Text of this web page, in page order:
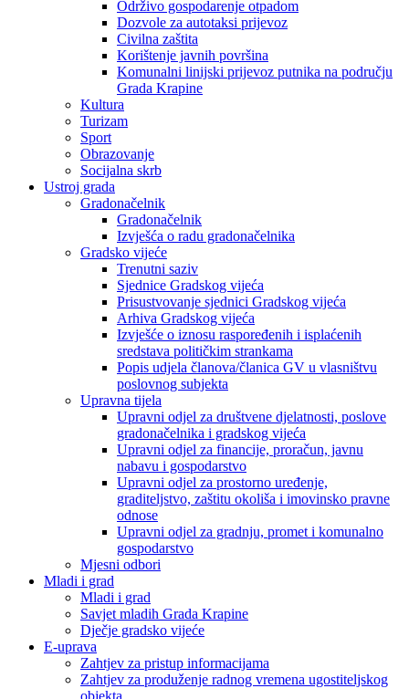
Održivo gospodarenje otpadom
Dozvole za autotaksi prijevoz
Civilna zaštita
Korištenje javnih površina
Komunalni linijski prijevoz putnika na području
Grada Krapine
Kultura
Turizam
Sport
Obrazovanje
Socijalna skrb
Ustroj grada
Gradonačelnik
Gradonačelnik
Izvješća o radu gradonačelnika
Gradsko vijeće
Trenutni saziv
Sjednice Gradskog vijeća
Prisustvovanje sjednici Gradskog vijeća
Arhiva Gradskog vijeća
Izvješće o iznosu raspoređenih i isplaćenih
sredstava političkim strankama
Popis udjela članova/članica GV u vlasništvu
poslovnog subjekta
Upravna tijela
Upravni odjel za društvene djelatnosti, poslove
gradonačelnika i gradskog vijeća
Upravni odjel za financije, proračun, javnu
nabavu i gospodarstvo
Upravni odjel za prostorno uređenje,
graditeljstvo, zaštitu okoliša i imovinsko pravne
odnose
Upravni odjel za gradnju, promet i komunalno
gospodarstvo
Mjesni odbori
Mladi i grad
Mladi i grad
Savjet mladih Grada Krapine
Dječje gradsko vijeće
E-uprava
Zahtjev za pristup informacijama
Zahtjev za produženje radnog vremena ugostiteljskog
objekta